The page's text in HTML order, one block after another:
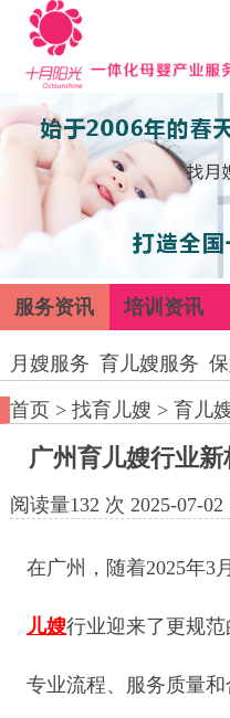
服务资讯 培训资讯
月嫂服务 育儿嫂服务
首页> 找育儿嫂 > 育儿
广州育儿嫂行业
阅读量132 次 2025-07-02
在广州，随着2025年3
儿嫂行业迎来了更规
专业流程、服务质量